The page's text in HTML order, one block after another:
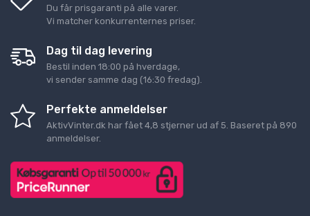
Du får prisgaranti på alle varer.
Vi matcher konkurrenternes priser.
Dag til dag levering
Bestil inden 18:00 på hverdage,
vi sender samme dag (16:30 fredag).
Perfekte anmeldelser
AktivVinter.dk har fået 4,8 stjerner ud af 5. Baseret på 890
anmeldelser.